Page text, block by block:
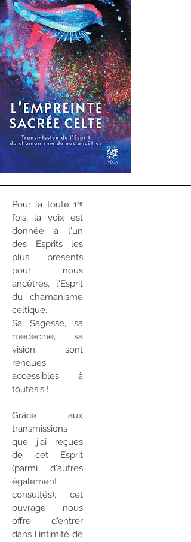
Pour la toute 1ʳᵉ
fois, la voix est
donnée à l'un
des Esprits les
plus présents
pour nous
ancêtres, l'Esprit
du chamanisme
celtique.
Sa Sagesse, sa
médecine, sa
vision, sont
rendues
accessibles à
toutes.s !
Grâce aux
transmissions
que j'ai reçues
de cet Esprit
(parmi d'autres
également
consultés), cet
ouvrage nous
offre d'entrer
dans l'intimité de